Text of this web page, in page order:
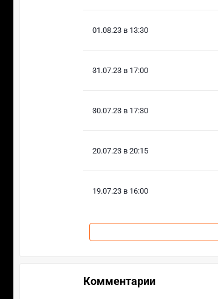
01.08.23 в 13:30
31.07.23 в 17:00
30.07.23 в 17:30
20.07.23 в 20:15
19.07.23 в 16:00
Комментарии